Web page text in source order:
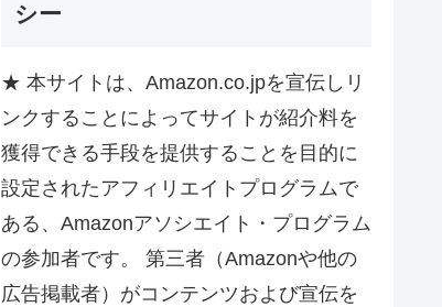
シー
★ 本サイトは、Amazon.co.jpを宣伝しリ
ンクすることによってサイトが紹介料を
獲得できる手段を提供することを目的に
設定されたアフィリエイトプログラムで
ある、Amazonアソシエイト・プログラム
の参加者です。 第三者（Amazonや他の
広告掲載者）がコンテンツおよび宣伝を